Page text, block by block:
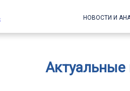
НОВОСТИ И